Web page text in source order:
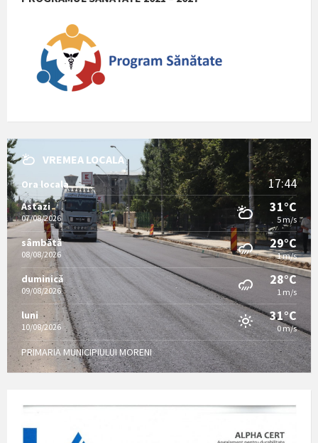
VREMEA LOCALA
Ora locala 17:44
Astazi
07/08/2026
31°C
5 m/s
sâmbătă
08/08/2026
29°C
1 m/s
duminică
09/08/2026
28°C
1 m/s
luni
10/08/2026
31°C
0 m/s
PRIMARIA MUNICIPIULUI MORENI